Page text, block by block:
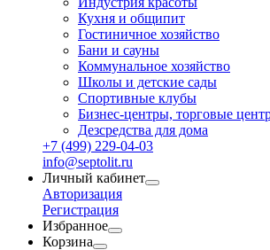
Кухня и общипит
Гостиничное хозяйство
Бани и сауны
Коммунальное хозяйство
Школы и детские сады
Спортивные клубы
Бизнес-центры, торговые
Дезсредства для дома
+7 (499) 229-04-03
info@septolit.ru
Личный кабинет
Авторизация
Регистрация
Избранное
Корзина